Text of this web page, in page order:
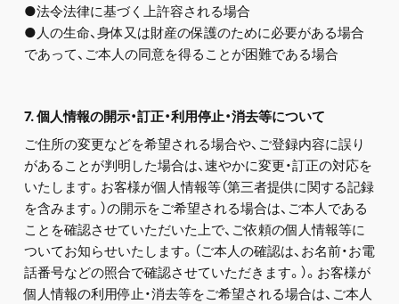
●法令法律に基づく上許容される場合
●人の生命、身体又は財産の保護のために必要がある場合
であって、ご本人の同意を得ることが困難である場合
7. 個人情報の開示・訂正・利用停止・消去等について
ご住所の変更などを希望される場合や、ご登録内容に誤り
があることが判明した場合は、速やかに変更・訂正の対応を
いたします。お客様が個人情報等（第三者提供に関する記録
を含みます。）の開示をご希望される場合は、ご本人である
ことを確認させていただいた上で、ご依頼の個人情報等に
ついてお知らせいたします。（ご本人の確認は、お名前・お電
話番号などの照合で確認させていただきます。）。お客様が
個人情報の利用停止・消去等をご希望される場合は、ご本人